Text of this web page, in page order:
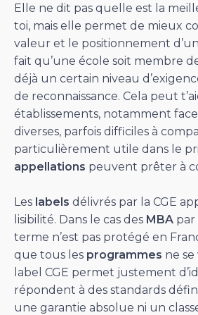
Elle ne dit pas quelle est la
toi, mais elle permet de mieux
valeur et le positionnement
fait qu’une école soit membre
déjà un certain niveau
de reconnaissance. Cela peut
établissements, notamment
diverses, parfois difficiles à
particulièrement utile dans le
appellations peuvent prêter à
Les labels délivrés par la CGE
lisibilité. Dans le cas des MBA par
terme n’est pas protégé en
que tous les programmes ne se
label CGE permet justement
répondent à des standards
une garantie absolue ni un